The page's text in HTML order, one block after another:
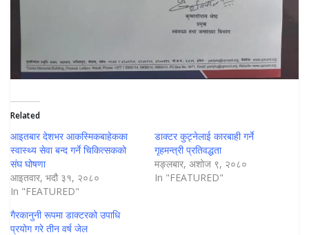
Related
आइतबार देशभर आकस्मिकबाहेकका
स्वास्थ्य सेवा बन्द गर्ने चिकित्सकको
संघ घोषणा
आइतवार, भदौ ३१, २०८०
In "FEATURED"
डाक्टर कुट्नेलाई कारबाही गर्ने
गृहमन्त्री प्रतिवद्धता
मङ्लबार, अशोज ९, २०८०
In "FEATURED"
गैरकानुनी रूपमा डाक्टरको उपाधि
प्रयोग गरे तीन वर्ष जेल